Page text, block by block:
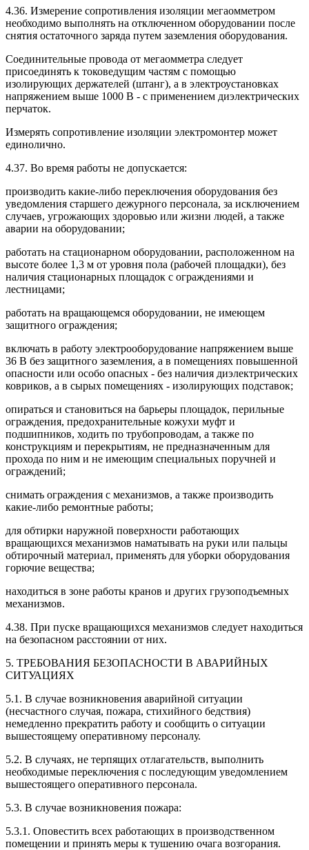
4.36. Измерение сопротивления изоляции мегаомметром
необходимо выполнять на отключенном оборудовании после
снятия остаточного заряда путем заземления оборудования.
Соединительные провода от мегаомметра следует
присоединять к токоведущим частям с помощью
изолирующих держателей (штанг), а в электроустановках
напряжением выше 1000 В - с применением диэлектрических
перчаток.
Измерять сопротивление изоляции электромонтер может
единолично.
4.37. Во время работы не допускается:
производить какие-либо переключения оборудования без
уведомления старшего дежурного персонала, за исключением
случаев, угрожающих здоровью или жизни людей, а также
аварии на оборудовании;
работать на стационарном оборудовании, расположенном на
высоте более 1,3 м от уровня пола (рабочей площадки), без
наличия стационарных площадок с ограждениями и
лестницами;
работать на вращающемся оборудовании, не имеющем
защитного ограждения;
включать в работу электрооборудование напряжением выше
36 В без защитного заземления, а в помещениях повышенной
опасности или особо опасных - без наличия диэлектрических
ковриков, а в сырых помещениях - изолирующих подставок;
опираться и становиться на барьеры площадок, перильные
ограждения, предохранительные кожухи муфт и
подшипников, ходить по трубопроводам, а также по
конструкциям и перекрытиям, не предназначенным для
прохода по ним и не имеющим специальных поручней и
ограждений;
снимать ограждения с механизмов, а также производить
какие-либо ремонтные работы;
для обтирки наружной поверхности работающих
вращающихся механизмов наматывать на руки или пальцы
обтирочный материал, применять для уборки оборудования
горючие вещества;
находиться в зоне работы кранов и других грузоподъемных
механизмов.
4.38. При пуске вращающихся механизмов следует находиться
на безопасном расстоянии от них.
5. ТРЕБОВАНИЯ БЕЗОПАСНОСТИ В АВАРИЙНЫХ
СИТУАЦИЯХ
5.1. В случае возникновения аварийной ситуации
(несчастного случая, пожара, стихийного бедствия)
немедленно прекратить работу и сообщить о ситуации
вышестоящему оперативному персоналу.
5.2. В случаях, не терпящих отлагательств, выполнить
необходимые переключения с последующим уведомлением
вышестоящего оперативного персонала.
5.3. В случае возникновения пожара:
5.3.1. Оповестить всех работающих в производственном
помещении и принять меры к тушению очага возгорания.